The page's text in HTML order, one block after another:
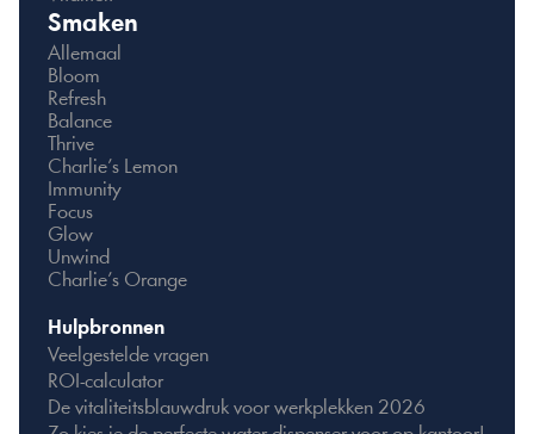
Smaken
Allemaal
Bloom
Refresh
Balance
Thrive
Charlie’s Lemon
Immunity
Focus
Glow
Unwind
Charlie’s Orange
Hulpbronnen
Veelgestelde vragen
ROI-calculator
De vitaliteitsblauwdruk voor werkplekken 2026